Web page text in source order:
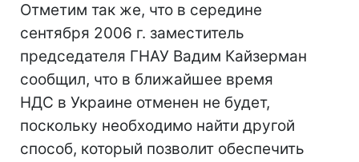
Отметим так же, что в середине
сентября 2006 г. заместитель
председателя ГНАУ Вадим Кайзерман
сообщил, что в ближайшее время
НДС в Украине отменен не будет,
поскольку необходимо найти другой
способ, который позволит обеспечить